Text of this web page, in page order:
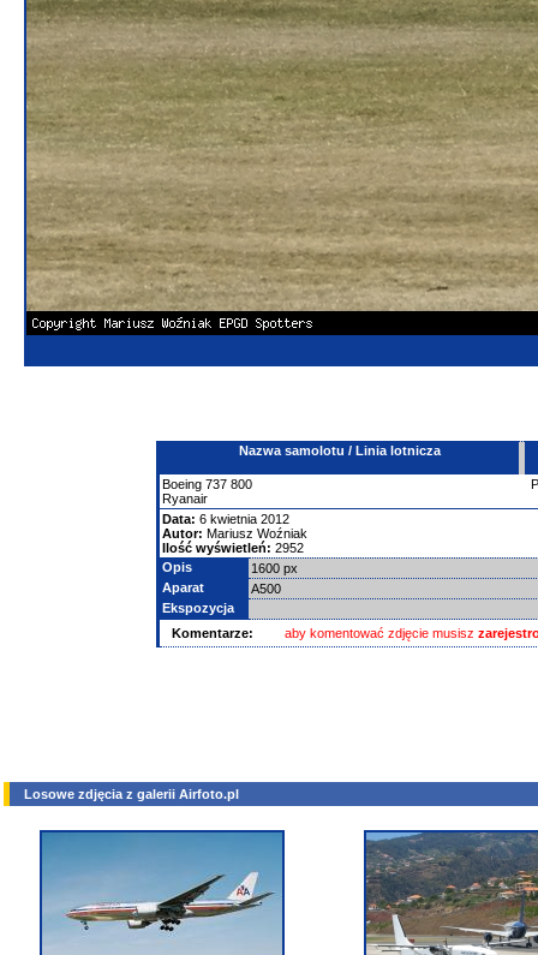
Nazwa samolotu / Linia lotnicza
Boeing 737 800
Ryanair
Data: 6 kwietnia 2012
Autor: Mariusz Woźniak
Ilość wyświetleń: 2952
Opis
1600 px
Aparat
A500
Ekspozycja
Komentarze:
aby komentować zdjęcie musisz
Losowe zdjęcia z galerii Airfoto.pl